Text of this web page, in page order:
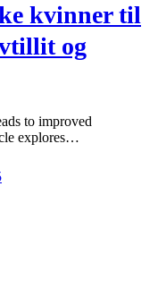
kvinner til
og
to improved
explores…